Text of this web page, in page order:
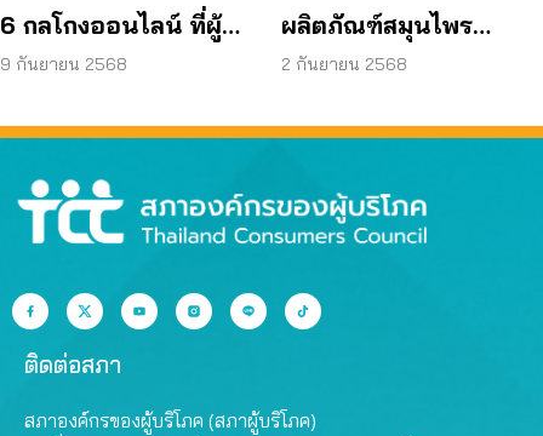
6 กลโกงออนไลน์ ที่ผู้
บริโภคโดนหลอกบ่อย
9 กันยายน 2568
ผลิตภัณฑ์สมุนไพร
JAPO CARE โฆษณา
2 กันยายน 2568
ติดต่อสภา
สภาองค์กรของผู้บริโภค (สภาผู้บริโภค)